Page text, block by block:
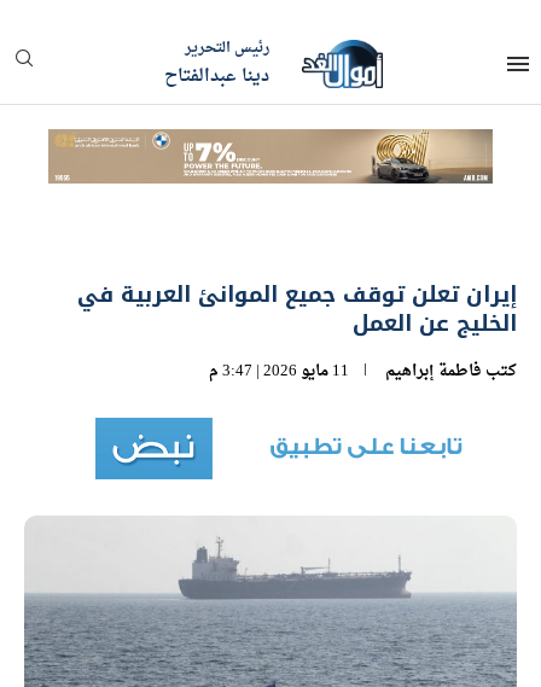
رئيس التحرير
دينا عبدالفتاح
إيران تعلن توقف جميع الموانئ العربية في
الخليج عن العمل
كتب فاطمة إبراهيم 11 مايو 2026 | 3:47 م